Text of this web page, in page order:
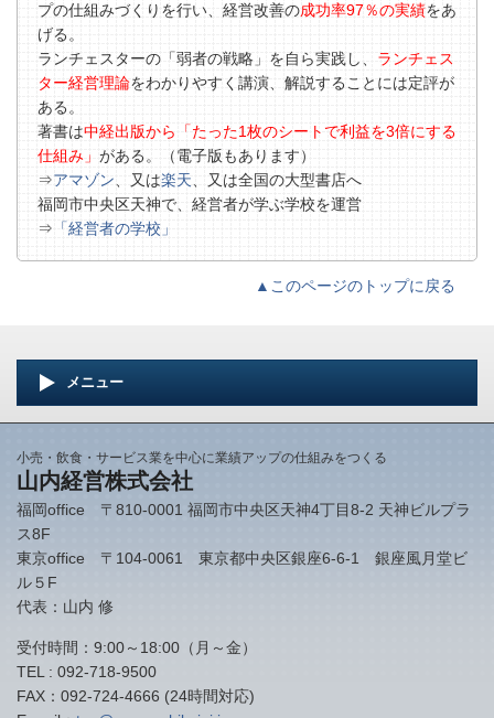
プの仕組みづくりを行い、経営改善の成功率97％の実績をあ
げる。
ランチェスターの「弱者の戦略」を自ら実践し、 ランチェス
ター経営理論をわかりやすく講演、解説することには定評が
ある。
著書は中経出版から「たった1枚のシートで利益を3倍にする
仕組み」 がある。（電子版もあります）
⇒アマゾン 、又は楽天 、又は全国の大型書店へ
福岡市中央区天神で、経営者が学ぶ学校を運営
⇒ 「経営者の学校」
▲このページのトップに戻る
メニュー
小売・飲食・サービス業を中心に業績アップの仕組みをつくる
山内経営株式会社
福岡office 〒810-0001 福岡市中央区天神4丁目8-2 天神ビルプラ
ス8F
東京office 〒104-0061 東京都中央区銀座6-6-1 銀座風月堂ビ
ル５F
代表：山内 修
受付時間：9:00～18:00（月～金）
TEL : 092-718-9500
FAX：092-724-4666 (24時間対応)